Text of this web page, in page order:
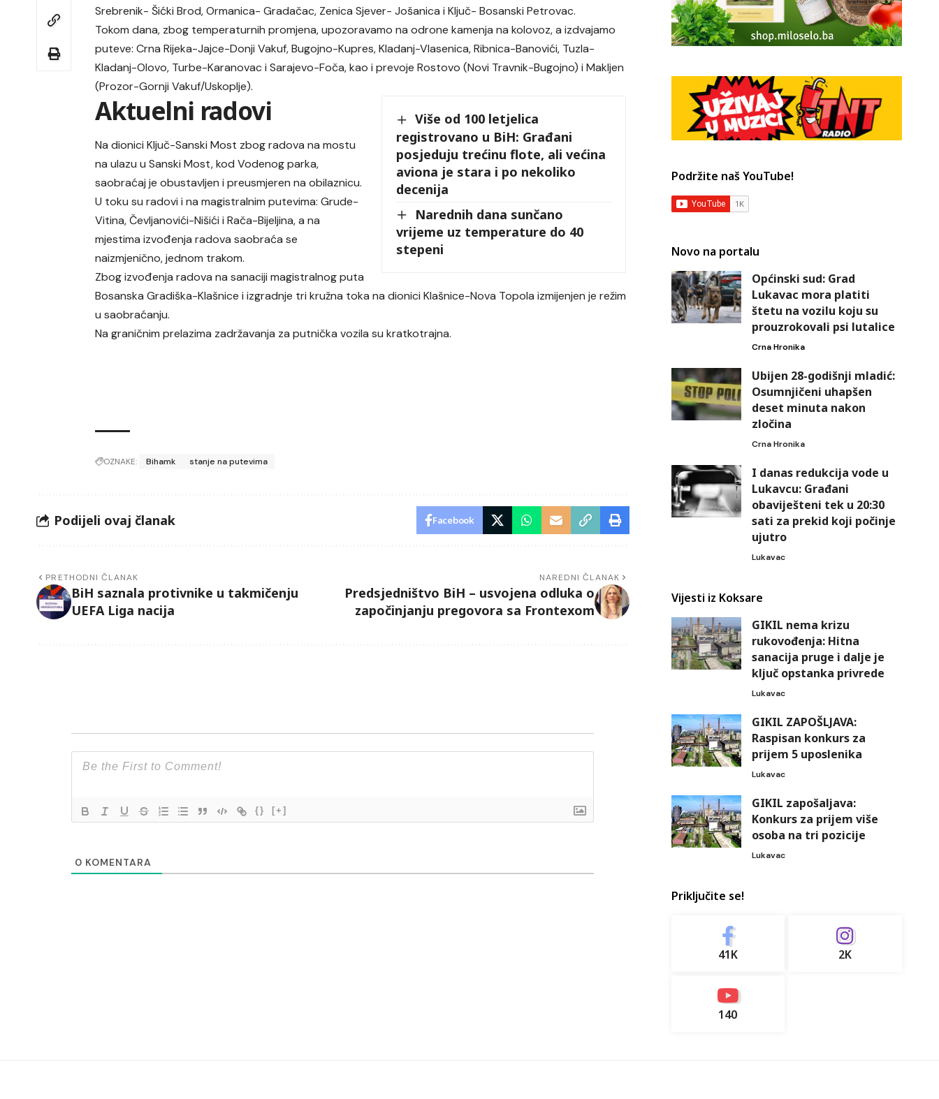
Srebrenik- Šićki Brod, Ormanica- Gradačac, Zenica Sjever- Jošanica i Ključ- Bosanski Petrovac.
Tokom dana, zbog temperaturnih promjena, upozoravamo na odrone kamenja na kolovoz, a izdvajamo
puteve: Crna Rijeka-Jajce-Donji Vakuf, Bugojno-Kupres, Kladanj-Vlasenica, Ribnica-Banovići, Tuzla-
Kladanj-Olovo, Turbe-Karanovac i Sarajevo-Foča, kao i prevoje Rostovo (Novi Travnik-Bugojno) i Makljen
(Prozor-Gornji Vakuf/Uskoplje).
Više od 100 letjelica
registrovano u BiH: Građani
posjeduju trećinu flote, ali većina
aviona je stara i po nekoliko
decenija
Narednih dana sunčano
vrijeme uz temperature do 40
stepeni
Aktuelni radovi
Na dionici Ključ-Sanski Most zbog radova na mostu
na ulazu u Sanski Most, kod Vodenog parka,
saobraćaj je obustavljen i preusmjeren na obilaznicu.
U toku su radovi i na magistralnim putevima: Grude-
Vitina, Čevljanovići-Nišići i Rača-Bijeljina, a na
mjestima izvođenja radova saobraća se
naizmjenično, jednom trakom.
Zbog izvođenja radova na sanaciji magistralnog puta
Bosanska Gradiška-Klašnice i izgradnje tri kružna toka na dionici Klašnice-Nova Topola izmijenjen je režim
u saobraćanju.
Na graničnim prelazima zadržavanja za putnička vozila su kratkotrajna.
OZNAKE: Bihamk stanje na putevima
Podijeli ovaj članak Facebook
PRETHODNI ČLANAK
BiH saznala protivnike u takmičenju
UEFA Liga nacija
NAREDNI ČLANAK
Predsjedništvo BiH – usvojena odluka o
započinjanju pregovora sa Frontexom
{} [+]
0 KOMENTARA
Podržite naš YouTube!
Novo na portalu
Općinski sud: Grad
Lukavac mora platiti
štetu na vozilu koju su
prouzrokovali psi lutalice
Crna Hronika
Ubijen 28-godišnji mladić:
Osumnjičeni uhapšen
deset minuta nakon
zločina
Crna Hronika
I danas redukcija vode u
Lukavcu: Građani
obaviješteni tek u 20:30
sati za prekid koji počinje
ujutro
Lukavac
Vijesti iz Koksare
GIKIL nema krizu
rukovođenja: Hitna
sanacija pruge i dalje je
ključ opstanka privrede
Lukavac
GIKIL ZAPOŠLJAVA:
Raspisan konkurs za
prijem 5 uposlenika
Lukavac
GIKIL zapošaljava:
Konkurs za prijem više
osoba na tri pozicije
Lukavac
Priključite se!
41K 2K
140